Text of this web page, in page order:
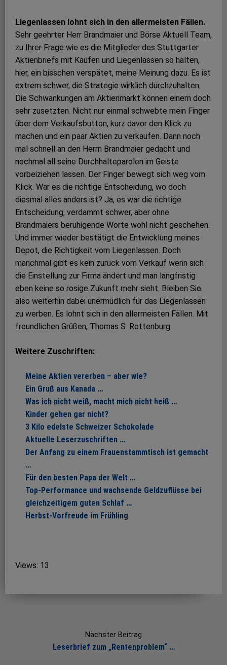
Liegenlassen lohnt sich in den allermeisten Fällen.
Sehr geehrter Herr Brandmaier und Börse Aktuell Team,
zu Ihrer Frage wie es die Mitglieder des Stuttgarter
Aktienbriefs mit Kaufen und Liegenlassen so halten,
hier, ein bisschen verspätet, meine Meinung dazu. Es ist
extrem schwer, die Strategie wirklich durchzuhalten.
Die Schwankungen am Aktienmarkt können einem doch
sehr zusetzten. Nicht nur einmal schwebte mein Finger
über dem Verkaufsbutton, kurz davor den Klick zu
machen und ein paar Aktien zu verkaufen. Dann noch
mal schnell an den Herrn Brandmaier gedacht und
nochmal all seine Durchhalteparolen im Geiste
vorbeiziehen lassen. Der Finger bewegt sich weg vom
Klick. War es die richtige Entscheidung, wo doch
diesmal alles anders ist? Ja, es war die richtige
Entscheidung, verdammt schwer, aber ohne
Brandmaiers beruhigende Worte wohl nicht geschehen.
Und immer wieder bestätigt die Entwicklung meines
Depot, die Richtigkeit vom Liegenlassen. Doch
manchmal gibt es kein zurück vom Verkauf wenn sich
die Einstellung zur Firma ändert und man langfristig
eben keine so rosige Zukunft mehr sieht. Bleiben Sie
also weiterhin dabei unermüdlich für das Liegenlassen
zu werben. Es lohnt sich in den allermeisten Fällen. Mit
freundlichen Grüßen, Thomas S. Rottenburg
Weitere Zuschriften:
Meine Aktien vererben – aber wie?
Ein Gruß aus Kanada …
Was ich nicht weiß, macht mich nicht heiß …
Kinder gehen gar nicht?
3 Kilo edelste Schweizer Schokolade
Aktuelle Leserzuschriften …
Der Anfang zu einem Frauenstammtisch ist gemacht
…
Für den besten Papa der Welt …
Top-Performance und wachsende Geldzuflüsse bei
gleichzeitigem guten Schlaf …
Herbst-Vorfreude im Frühling
Views: 13
Nächster Beitrag
Leserbrief zum „Rentenproblem“ …